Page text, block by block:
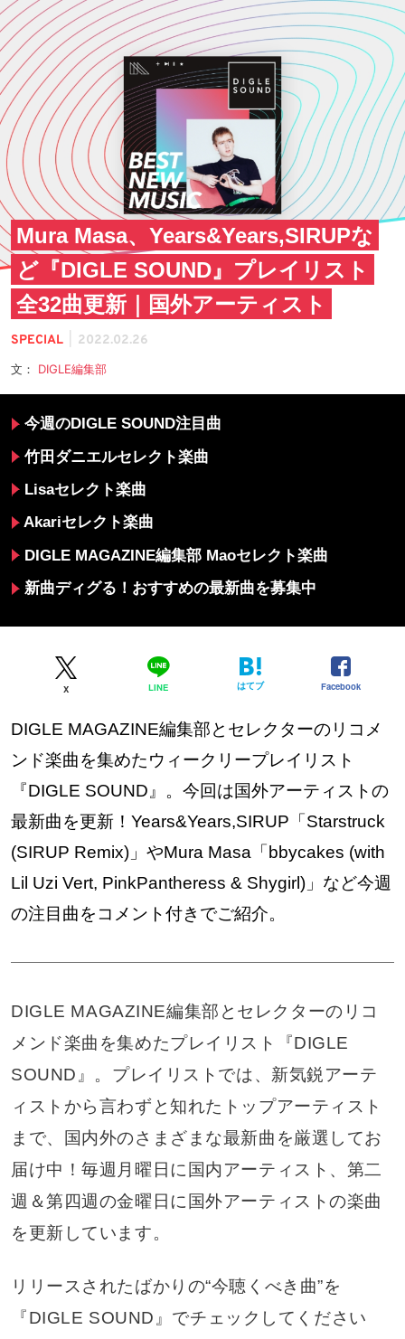
Mura Masa、Years&Years,SIRUPな
ど『DIGLE SOUND』プレイリスト
全32曲更新｜国外アーティスト
SPECIAL 2022.02.26
文： DIGLE編集部
今週のDIGLE SOUND注目曲
竹田ダニエルセレクト楽曲
Lisaセレクト楽曲
Akariセレクト楽曲
DIGLE MAGAZINE編集部 Maoセレクト楽曲
新曲ディグる！おすすめの最新曲を募集中
X LINE はてブ Facebook
DIGLE MAGAZINE編集部とセレクターのリコメ
ンド楽曲を集めたウィークリープレイリスト
『DIGLE SOUND』。今回は国外アーティストの
最新曲を更新！Years&Years,SIRUP「Starstruck
(SIRUP Remix)」やMura Masa「bbycakes (with
Lil Uzi Vert, PinkPantheress & Shygirl)」など今週
の注目曲をコメント付きでご紹介。
DIGLE MAGAZINE編集部とセレクターのリコ
メンド楽曲を集めたプレイリスト『DIGLE
SOUND』。プレイリストでは、新気鋭アーテ
ィストから言わずと知れたトップアーティスト
まで、国内外のさまざまな最新曲を厳選してお
届け中！毎週月曜日に国内アーティスト、第二
週＆第四週の金曜日に国外アーティストの楽曲
を更新しています。
リリースされたばかりの“今聴くべき曲”を
『DIGLE SOUND』でチェックしてください